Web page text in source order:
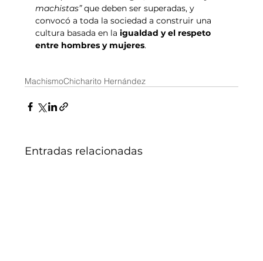
machistas” que deben ser superadas, y
convocó a toda la sociedad a construir una
cultura basada en la igualdad y el respeto
entre hombres y mujeres.
MachismoChicharito Hernández
Entradas relacionadas